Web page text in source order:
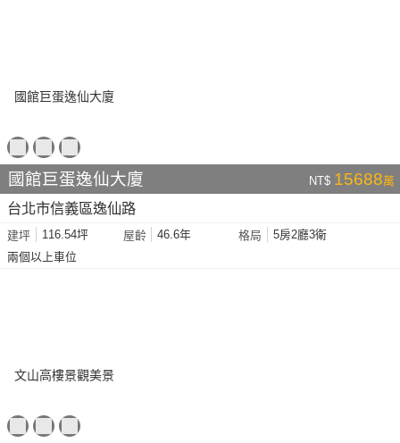
國館巨蛋逸仙大廈 NT$ 15688萬
台北市信義區逸仙路
建坪 116.54坪 屋齡 46.6年 格局
5房2廳3衛
兩個以上車位